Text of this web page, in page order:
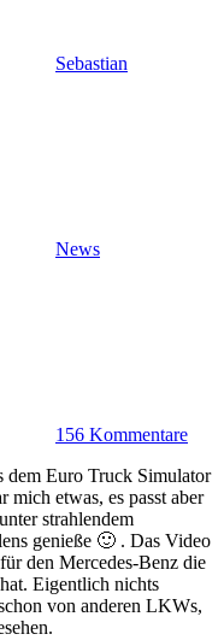
Sebastian
News
156 Kommentare
dem Euro Truck Simulator
mich etwas, es passt aber
strahlendem
genieße 🙂 . Das Video
den Mercedes-Benz die
Eigentlich nichts
von anderen LKWs,